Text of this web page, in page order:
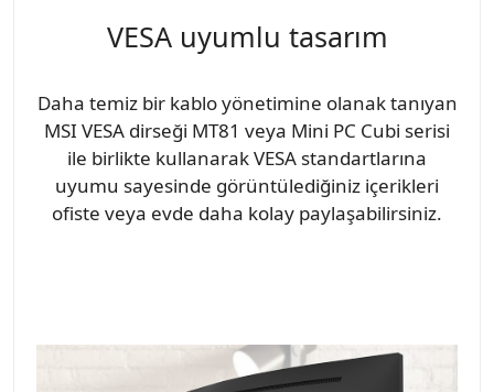
VESA uyumlu tasarım
Daha temiz bir kablo yönetimine olanak tanıyan
MSI VESA dirseği MT81 veya Mini PC Cubi serisi
ile birlikte kullanarak VESA standartlarına
uyumu sayesinde görüntülediğiniz içerikleri
ofiste veya evde daha kolay paylaşabilirsiniz.